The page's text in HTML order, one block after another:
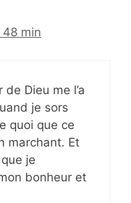
min
Dieu me l’a
je sors
quoi que ce
marchant. Et
je
bonheur et